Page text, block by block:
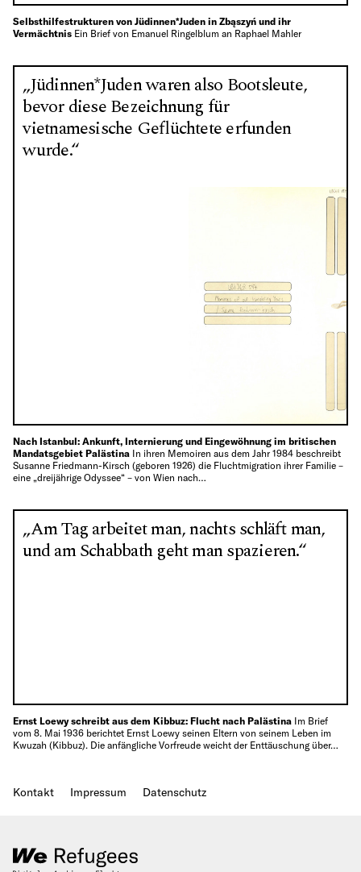
Selbsthilfestrukturen von Jüdinnen*Juden in Zbąszyń und ihr
Vermächtnis Ein Brief von Emanuel Ringelblum an Raphael Mahler
„Jüdinnen*Juden waren also Bootsleute,
bevor diese Bezeichnung für
vietnamesische Geflüchtete erfunden
wurde.“
Nach Istanbul: Ankunft, Internierung und Eingewöhnung im britischen
Mandatsgebiet Palästina In ihren Memoiren aus dem Jahr 1984 beschreibt
Susanne Friedmann-Kirsch (geboren 1926) die Fluchtmigration ihrer Familie –
eine „dreijährige Odyssee“ – von Wien nach…
„Am Tag arbeitet man, nachts schläft man,
und am Schabbath geht man spazieren.“
Ernst Loewy schreibt aus dem Kibbuz: Flucht nach Palästina Im Brief
vom 8. Mai 1936 berichtet Ernst Loewy seinen Eltern von seinem Leben im
Kwuzah (Kibbuz). Die anfängliche Vorfreude weicht der Enttäuschung über…
Kontakt Impressum Datenschutz